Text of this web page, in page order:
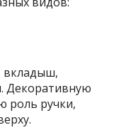
вкладыш,
Декоративную
роль ручки,